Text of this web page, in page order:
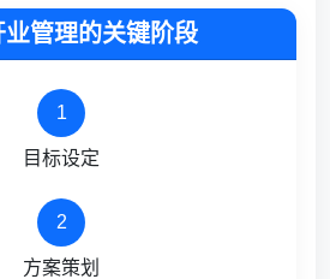
管理的关键阶段
1
目标设定
2
方案策划